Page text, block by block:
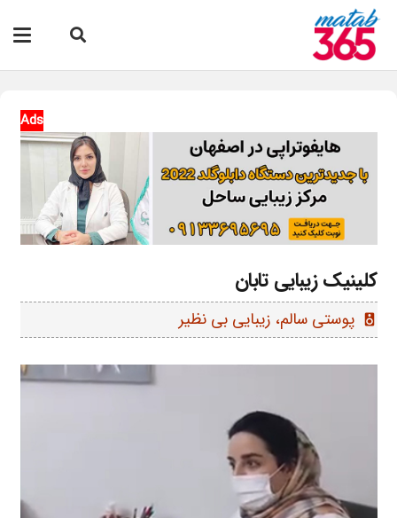
Ads
کلینیک زیبایی تابان
speaker پوستی سالم، زیبایی بی نظیر